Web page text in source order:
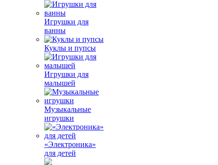
Игрушки для
ванны
Куклы и пупсы
Игрушки для
малышей
Музыкальные
игрушки
«Электроника»
для детей